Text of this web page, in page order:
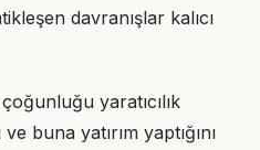
davranışlar kalıcı
yaratıcılık
buna yatırım yaptığını